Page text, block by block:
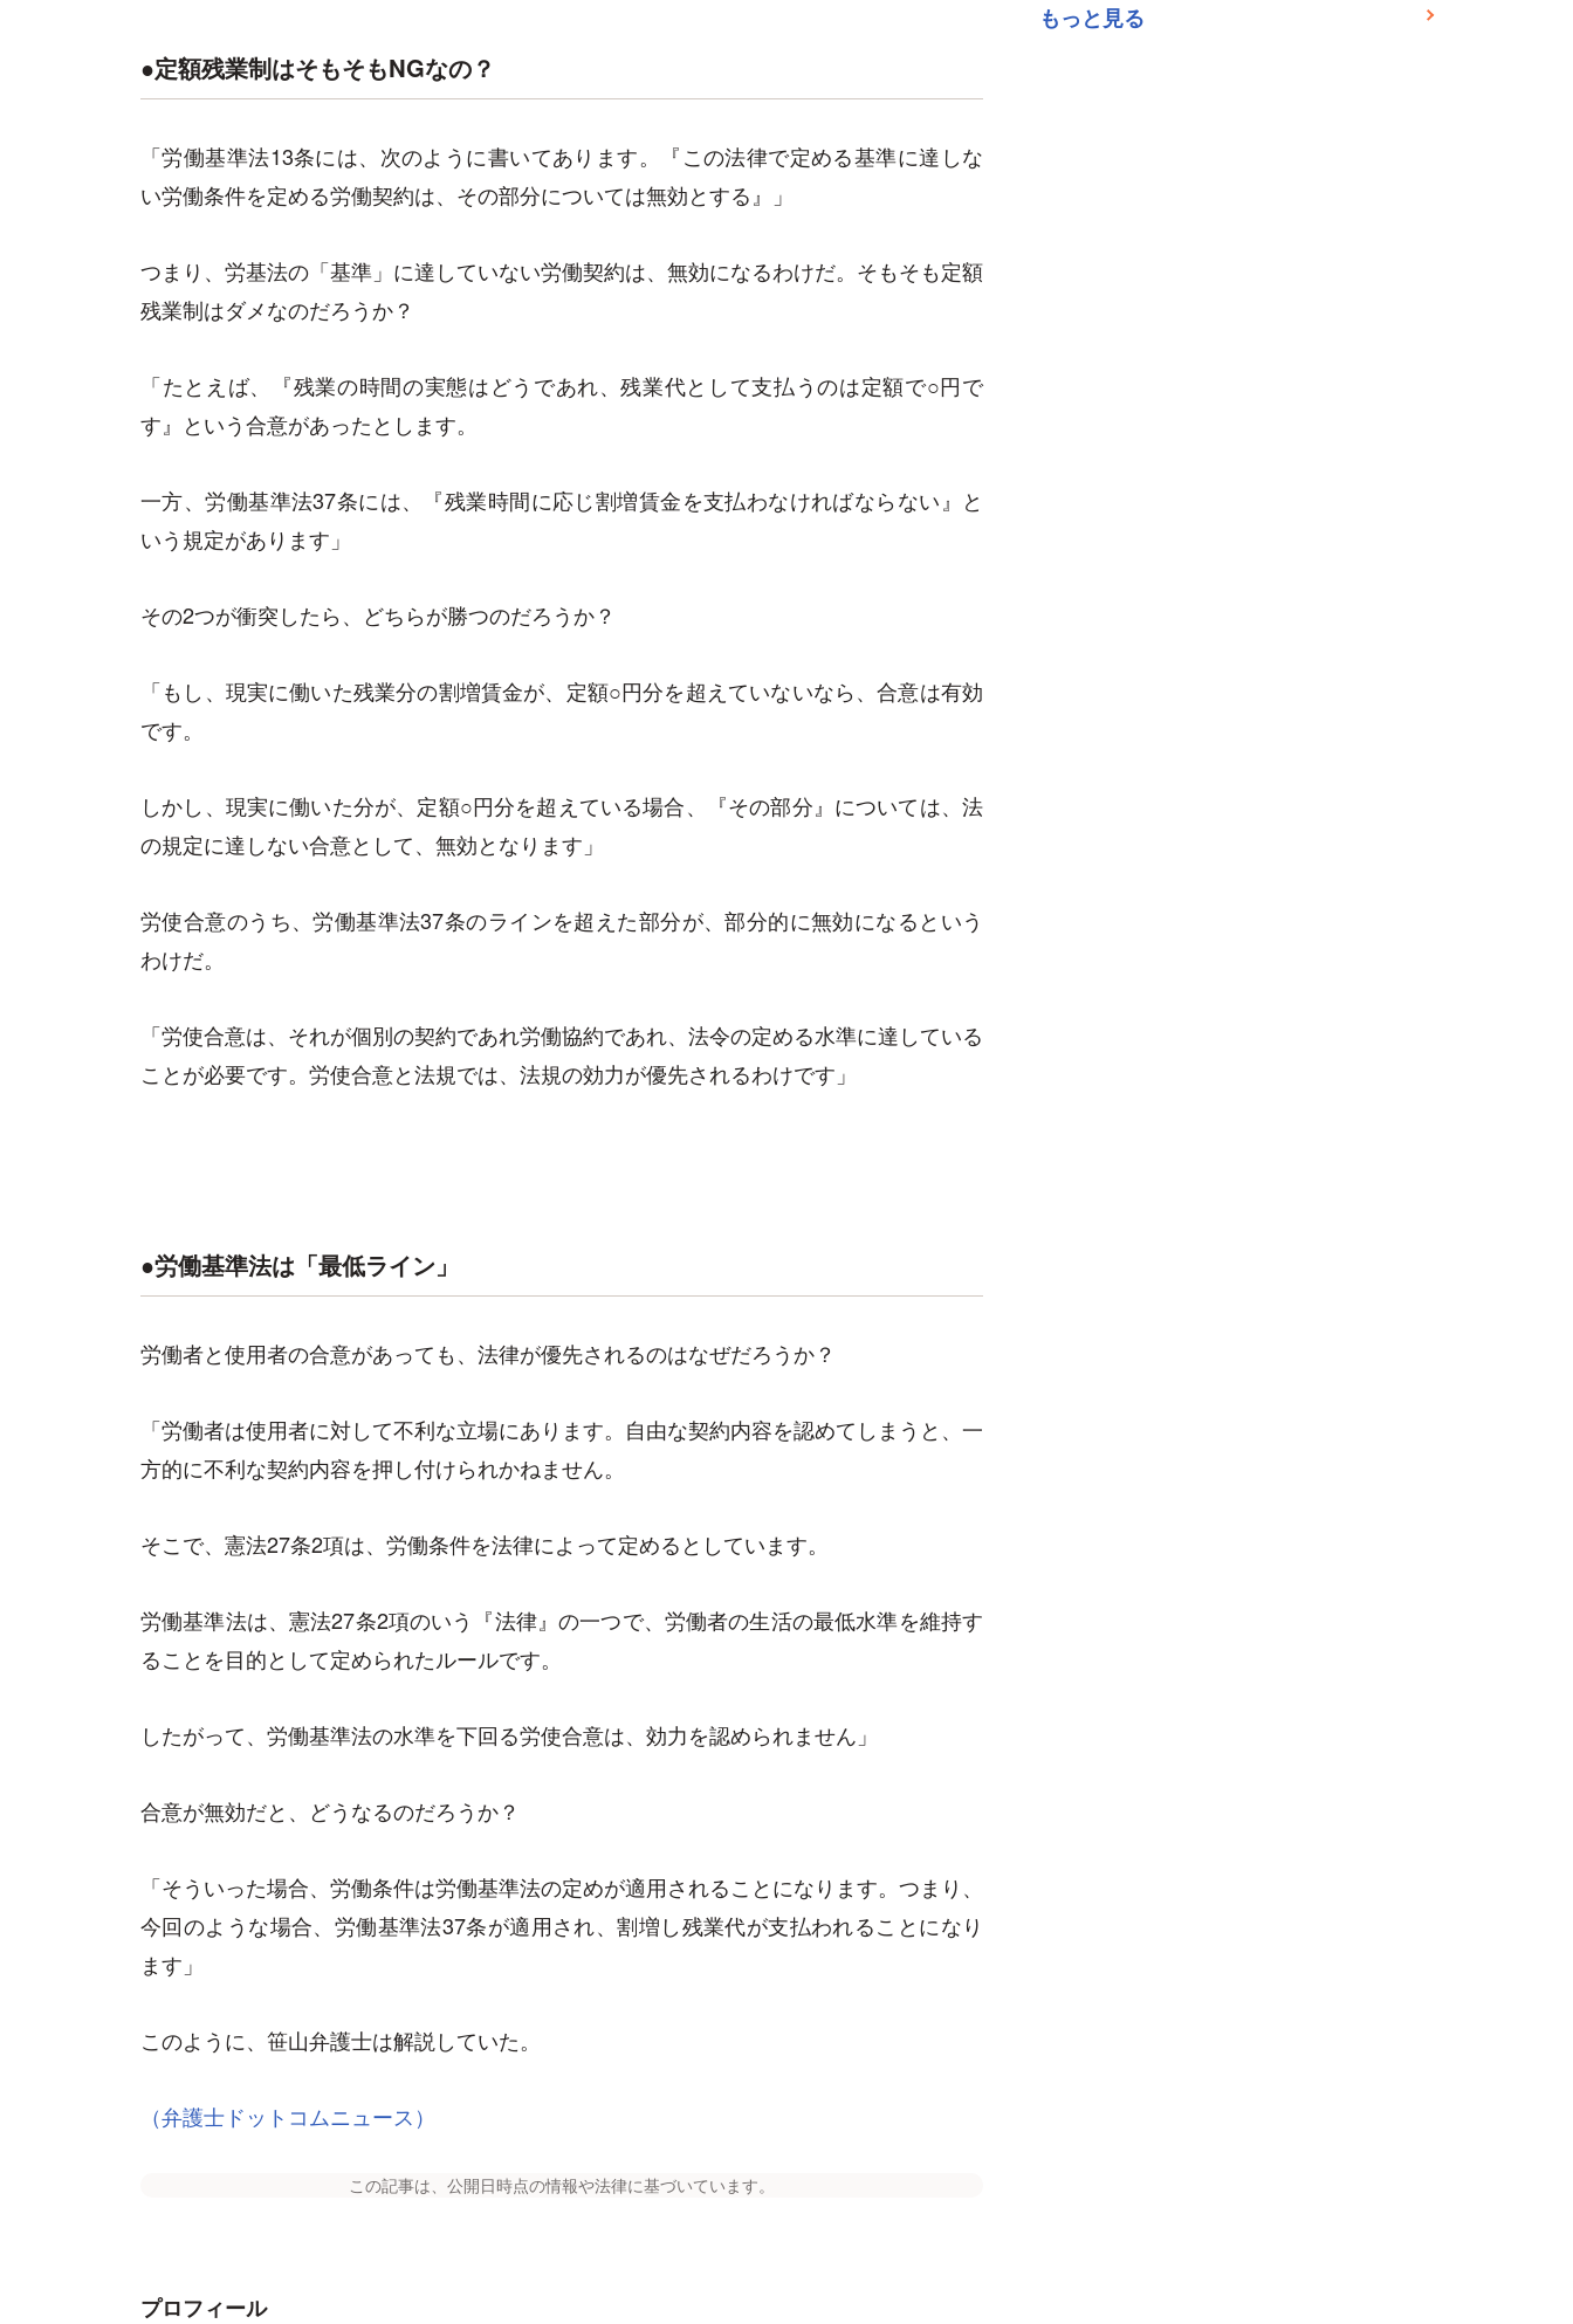
●定額残業制はそもそもNGなの？
「労働基準法13条には、次のように書いてあります。『この法律で定める基準に達しな
い労働条件を定める労働契約は、その部分については無効とする』」
つまり、労基法の「基準」に達していない労働契約は、無効になるわけだ。そもそも定額
残業制はダメなのだろうか？
「たとえば、『残業の時間の実態はどうであれ、残業代として支払うのは定額で○円で
す』という合意があったとします。
一方、労働基準法37条には、『残業時間に応じ割増賃金を支払わなければならない』と
いう規定があります」
その2つが衝突したら、どちらが勝つのだろうか？
「もし、現実に働いた残業分の割増賃金が、定額○円分を超えていないなら、合意は有効
です。
しかし、現実に働いた分が、定額○円分を超えている場合、『その部分』については、法
の規定に達しない合意として、無効となります」
労使合意のうち、労働基準法37条のラインを超えた部分が、部分的に無効になるという
わけだ。
「労使合意は、それが個別の契約であれ労働協約であれ、法令の定める水準に達している
ことが必要です。労使合意と法規では、法規の効力が優先されるわけです」
●労働基準法は「最低ライン」
労働者と使用者の合意があっても、法律が優先されるのはなぜだろうか？
「労働者は使用者に対して不利な立場にあります。自由な契約内容を認めてしまうと、一
方的に不利な契約内容を押し付けられかねません。
そこで、憲法27条2項は、労働条件を法律によって定めるとしています。
労働基準法は、憲法27条2項のいう『法律』の一つで、労働者の生活の最低水準を維持す
ることを目的として定められたルールです。
したがって、労働基準法の水準を下回る労使合意は、効力を認められません」
合意が無効だと、どうなるのだろうか？
「そういった場合、労働条件は労働基準法の定めが適用されることになります。つまり、
今回のような場合、労働基準法37条が適用され、割増し残業代が支払われることになり
ます」
このように、笹山弁護士は解説していた。
（弁護士ドットコムニュース）
この記事は、公開日時点の情報や法律に基づいています。
プロフィール
もっと見る